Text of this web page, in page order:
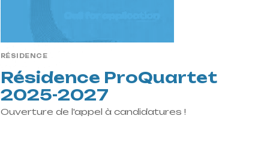
RÉSIDENCE
Résidence ProQuartet
2025-2027
Ouverture de l'appel à candidatures !